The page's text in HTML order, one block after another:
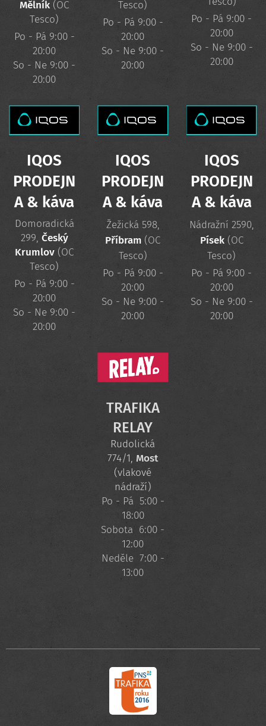
Mělník (OC
Tesco)
Po - Pá 9:00 -
20:00
So - Ne 9:00 -
20:00
Tesco)
Po - Pá 9:00 -
20:00
So - Ne 9:00 -
20:00
Po - Pá 9:00 -
20:00
So - Ne 9:00 -
20:00
IQOS
PRODEJN
A & káva
Domoradická
299, Český
Krumlov (OC
Tesco)
Po - Pá 9:00 -
20:00
So - Ne 9:00 -
20:00
IQOS
PRODEJN
A & káva
Žežická 598,
Příbram (OC
Tesco)
Po - Pá 9:00 -
20:00
So - Ne 9:00 -
20:00
IQOS
PRODEJN
A & káva
Nádražní 2590,
Písek(OC
Tesco)
Po - Pá 9:00 -
20:00
So - Ne 9:00 -
20:00
TRAFIKA
RELAY
Rudolická
774/1,Most
(vlakové
nádraží)
Po - Pá 5:00 -
18:00
Sobota 6:00 -
12:00
Neděle 7:00 -
13:00